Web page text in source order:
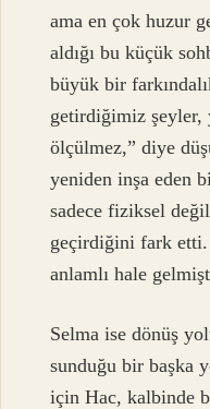
ama en çok huzur
aldığı bu küçük
büyük bir
getirdiğimiz şeyler,
ölçülmez,” diye
yeniden inşa eden
sadece fiziksel
geçirdiğini fark etti.
anlamlı hale
Selma ise dönüş
sunduğu bir başka
için Hac, kalbinde